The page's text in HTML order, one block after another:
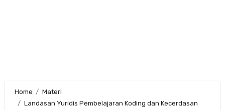
Home
Materi
Landasan Yuridis Pembelajaran Koding dan Kecerdasan